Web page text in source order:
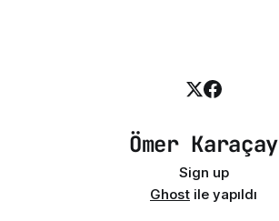
Ömer Karaçay
Sign up
Ghost ile yapıldı